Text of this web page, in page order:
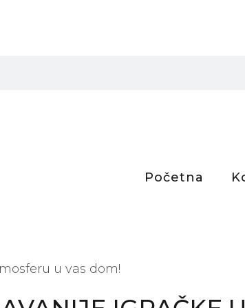
Početna
u vas dom!